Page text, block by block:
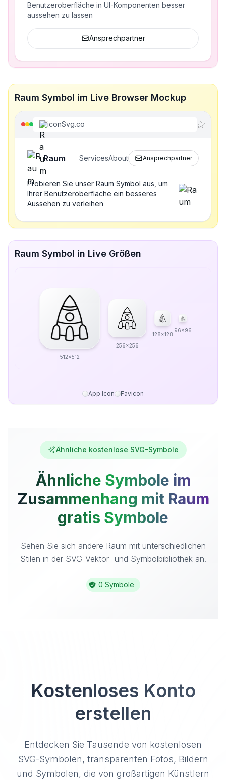
Benutzeroberfläche in UI-Komponenten besser
aussehen zu lassen
Ansprechpartner
Raum Symbol im Live Browser Mockup
iconSvg.co
Raum ServicesAbout Ansprechpartner
Probieren Sie unser Raum Symbol aus, um
Ihrer Benutzeroberfläche ein besseres
Aussehen zu verleihen
Raum Symbol in Live Größen
512x512
256x256
128x128
96x96
App Icon Favicon
Ähnliche kostenlose SVG-Symbole
Ähnliche Symbole im
Zusammenhang mit Raum
gratis Symbole
Sehen Sie sich andere Raum mit unterschiedlichen
Stilen in der SVG-Vektor- und Symbolbibliothek an.
0 Symbole
Kostenloses Konto
erstellen
Entdecken Sie Tausende von kostenlosen
SVG-Symbolen, transparenten Fotos, Bildern
und Symbolen, die von großartigen Künstlern